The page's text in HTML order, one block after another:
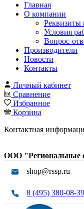
Главная
О компании
Реквизиты
Условия
Вопрос-
Производители
Новости
Контакты
Личный кабинет
Сравнение
Избранное
Корзина
Контактная
ООО "Региональные
shop@rssp.ru
8 (495) 380-08-39